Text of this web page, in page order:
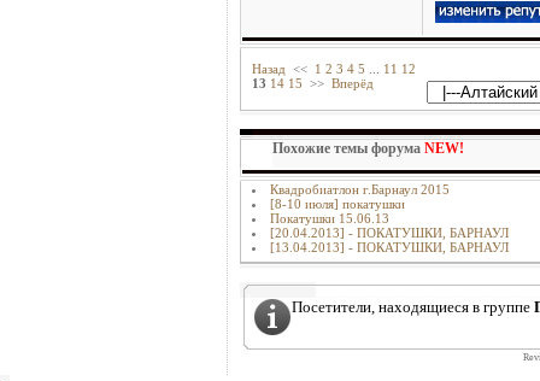
Назад << 1 2 3 4 5 11 12
13 14 15 >> Вперёд
Похожие темы форума NEW!
Квадробиатлон г.Барнаул 2015
[8-10 июля] покатушки
Покатушки 15.06.13
[20.04.2013] - ПОКАТУШКИ, БАРНАУЛ
[13.04.2013] - ПОКАТУШКИ, БАРНАУЛ
Посетители, находящиеся в группе